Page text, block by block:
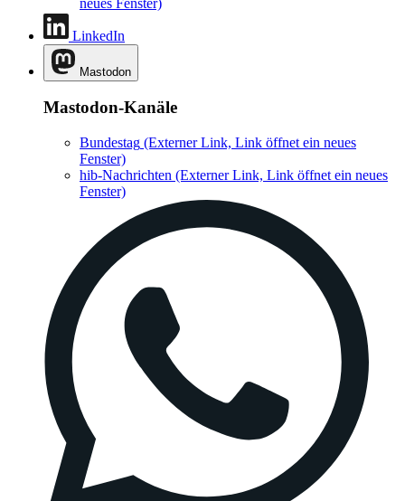
LinkedIn
Mastodon
Mastodon-Kanäle
Bundestag (Externer Link, Link öffnet ein neues
Fenster)
hib-Nachrichten (Externer Link, Link öffnet ein neues
Fenster)